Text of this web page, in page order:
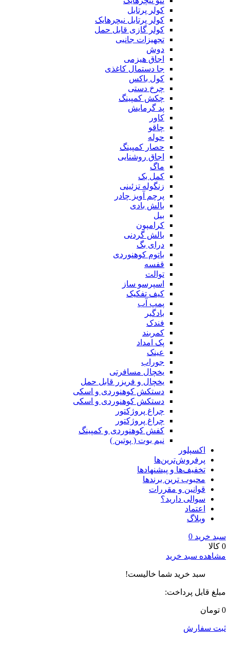
کولر پرتابل
کولر پرتابل نیچرهایک
کولر گازی قابل حمل
تجهیزات جانبی
دوش
اجاق هیزمی
جا دستمال کاغذی
کول باکس
چرخ دستی
چکش کمپینگ
پد گرمایش
کاور
چاقو
حوله
حصار کمپینگ
اجاق روشنایی
ماگ
کمل بک
زنگوله تزئینی
پرچم آویز چادر
بالش بادی
بیل
کرامپون
بالش گردنی
درای بگ
باتوم کوهنوردی
قفسه
توالت
اسپرسو ساز
کیف تفکیک
پمپ آب
بادگیر
فندک
کمربند
پک امداد
عینک
جوراب
یخچال مسافرتی
یخچال و فریزر قابل حمل
دستکش کوهنوردی و اسکی
دستکش کوهنوردی و اسکی
چراغ پروژکتور
چراغ پروژکتور
کفش کوهنوردی و کمپینگ
نیم بوت ( پوتین )
اکسپلور
پرفروش‌ترین‌ها
تخفیف‌ها و پیشنهادها
محبوب ترین برندها
قوانین و مقررات
سوالی دارید؟
اعتماد
وبلاگ
سبد خرید 0
0 کالا
مشاهده سبد خرید
سبد خرید شما خالیست!
مبلغ قابل پرداخت:
0 تومان
ثبت سفارش